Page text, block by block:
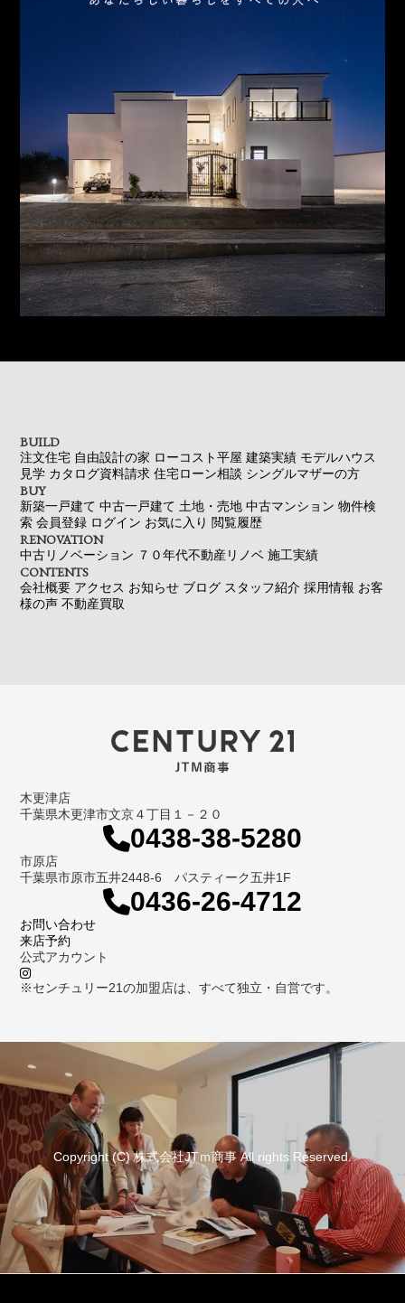
BUILD
注文住宅 自由設計の家 ローコスト平屋 建築実績 モデルハウス
見学 カタログ資料請求 住宅ローン相談 シングルマザーの方
BUY
新築一戸建て 中古一戸建て 土地・売地 中古マンション 物件検
索 会員登録 ログイン お気に入り 閲覧履歴
RENOVATION
中古リノベーション ７０年代不動産リノベ 施工実績
CONTENTS
会社概要 アクセス お知らせ ブログ スタッフ紹介 採用情報 お客
様の声 不動産買取
木更津店
千葉県木更津市文京４丁目１－２０
0438-38-5280
市原店
千葉県市原市五井2448-6 パスティーク五井1F
0436-26-4712
お問い合わせ
来店予約
公式アカウント
※センチュリー21の加盟店は、すべて独立・自営です。
Copyright (C) 株式会社JTｍ商事 All rights Reserved.